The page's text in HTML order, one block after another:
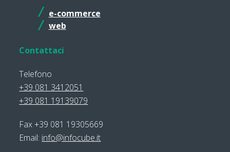
e-commerce
web
Contattaci
Telefono
+39 081 3412051
+39 081 19139079
Fax +39 081 19305669
Email: info@infocube.it